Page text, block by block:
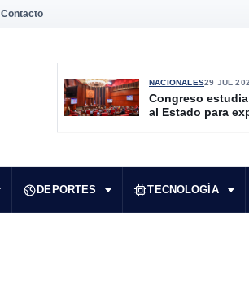
Contacto
NACIONALES29 JUL
Congreso
al Estado para
DEPORTES TECNOLOGÍA